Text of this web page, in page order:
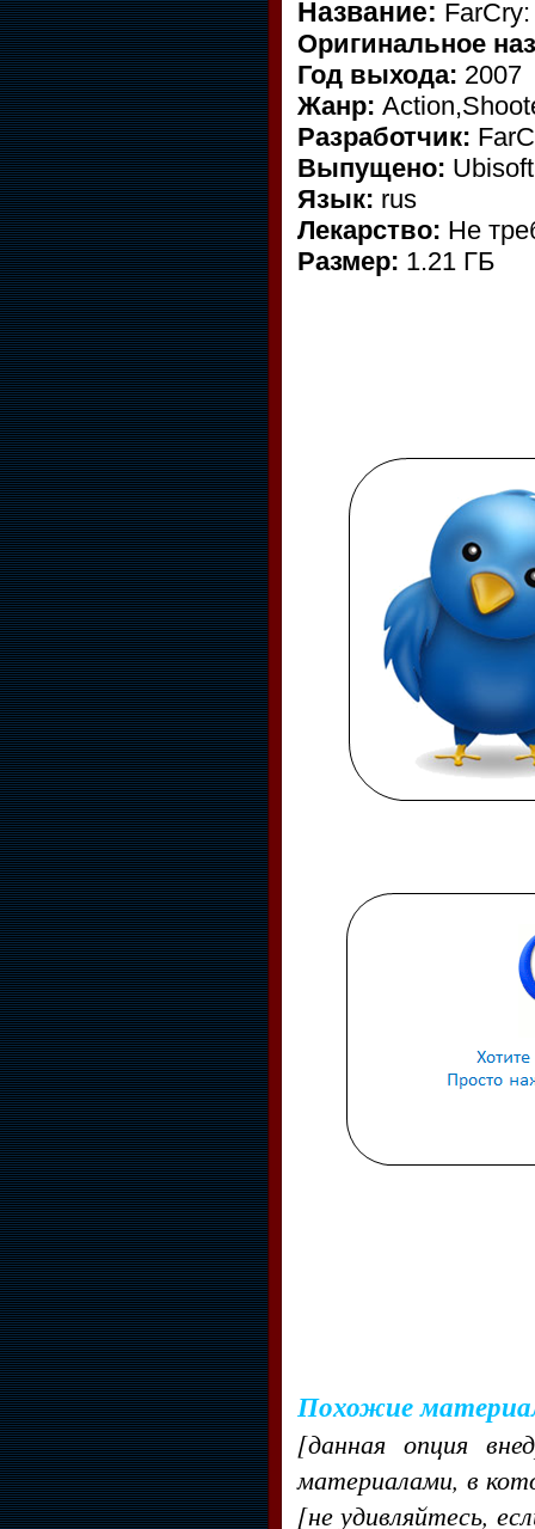
Название:
Оригинальное
Год выхода: 2007
Жанр:
Разработчик:
Выпущено: Ubisoft
Язык: rus
Лекарство: Не
Размер: 1.21 ГБ
Похожие
[данная опция
материалами, в
[не удивляйтесь,